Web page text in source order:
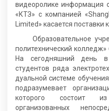
видеоролике информация
«КТЗ» с компанией
Limited» касается
Образовательное
политехнический
На сегодняшний день
студентов ряда
дуальной системе
подразумевает
которого состоит
организованных